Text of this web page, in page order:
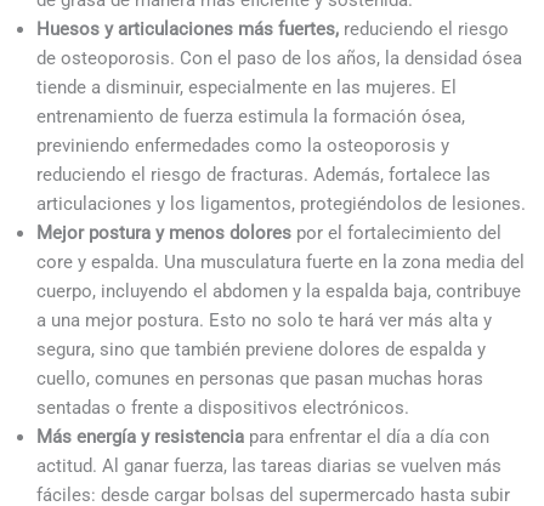
Huesos y articulaciones más fuertes, reduciendo el riesgo
de osteoporosis. Con el paso de los años, la densidad ósea
tiende a disminuir, especialmente en las mujeres. El
entrenamiento de fuerza estimula la formación ósea,
previniendo enfermedades como la osteoporosis y
reduciendo el riesgo de fracturas. Además, fortalece las
articulaciones y los ligamentos, protegiéndolos de lesiones.
Mejor postura y menos dolores por el fortalecimiento del
core y espalda. Una musculatura fuerte en la zona media del
cuerpo, incluyendo el abdomen y la espalda baja, contribuye
a una mejor postura. Esto no solo te hará ver más alta y
segura, sino que también previene dolores de espalda y
cuello, comunes en personas que pasan muchas horas
sentadas o frente a dispositivos electrónicos.
Más energía y resistencia para enfrentar el día a día con
actitud. Al ganar fuerza, las tareas diarias se vuelven más
fáciles: desde cargar bolsas del supermercado hasta subir